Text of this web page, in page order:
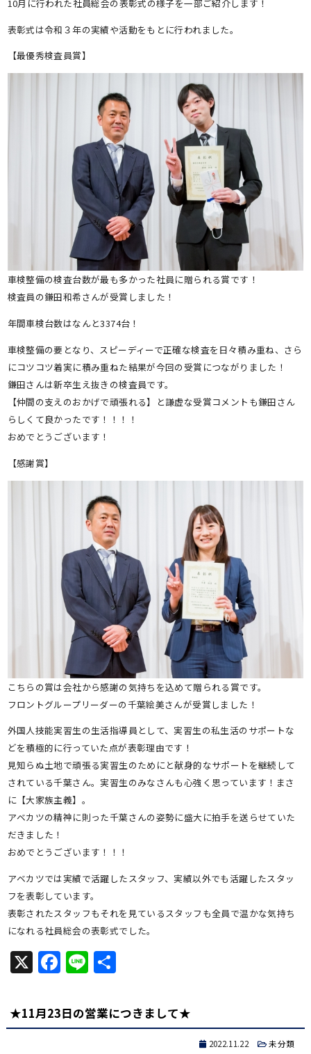
10月に行われた社員総会の表彰式の様子を一部ご紹介します！
表彰式は令和３年の実績や活動をもとに行われました。
【最優秀検査員賞】
車検整備の検査台数が最も多かった社員に贈られる賞です！
検査員の鎌田和希さんが受賞しました！
年間車検台数はなんと3374台！
車検整備の要となり、スピーディーで正確な検査を日々積み重ね、さら
にコツコツ着実に積み重ねた結果が今回の受賞につながりました！
鎌田さんは新卒生え抜きの検査員です。
【仲間の支えのおかげで頑張れる】と謙虚な受賞コメントも鎌田さん
らしくて良かったです！！！！
おめでとうございます！
【感謝賞】
こちらの賞は会社から感謝の気持ちを込めて贈られる賞です。
フロントグループリーダーの千葉絵美さんが受賞しました！
外国人技能実習生の生活指導員として、実習生の私生活のサポートな
どを積極的に行っていた点が表彰理由です！
見知らぬ土地で頑張る実習生のためにと献身的なサポートを継続して
されている千葉さん。実習生のみなさんも心強く思っています！まさ
に【大家族主義】。
アベカツの精神に則った千葉さんの姿勢に盛大に拍手を送らせていた
だきました！
おめでとうございます！！！
アベカツでは実績で活躍したスタッフ、実績以外でも活躍したスタッ
フを表彰しています。
表彰されたスタッフもそれを見ているスタッフも全員で温かな気持ち
になれる社員総会の表彰式でした。
X Facebook
Line共
★11月23日の営業につきまして★
2022.11.22 未分類